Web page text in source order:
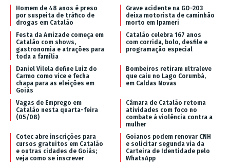
Homem de 48 anos é preso
por suspeita de tráfico de
drogas em Catalão
Grave acidente na GO-203
deixa motorista de caminhão
morto em Ipameri
Festa da Amizade começa em
Catalão com shows,
gastronomia e atrações para
toda a família
Catalão celebra 167 anos
com corrida, bolo, desfile e
programação especial
Daniel Vilela define Luiz do
Carmo como vice e fecha
chapa para as eleições em
Goiás
Bombeiros retiram ultraleve
que caiu no Lago Corumbá,
em Caldas Novas
Vagas de Emprego em
Catalão nesta quarta-feira
(05/08)
Câmara de Catalão retoma
atividades com foco no
combate à violência contra a
mulher
Cotec abre inscrições para
cursos gratuitos em Catalão
e outras cidades de Goiás;
veja como se inscrever
Goianos podem renovar CNH
e solicitar segunda via da
Carteira de Identidade pelo
WhatsApp